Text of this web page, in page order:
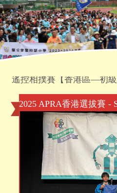
遙控相撲賽【香港區—初級
2025 APRA香港選拔賽 -
港區—初